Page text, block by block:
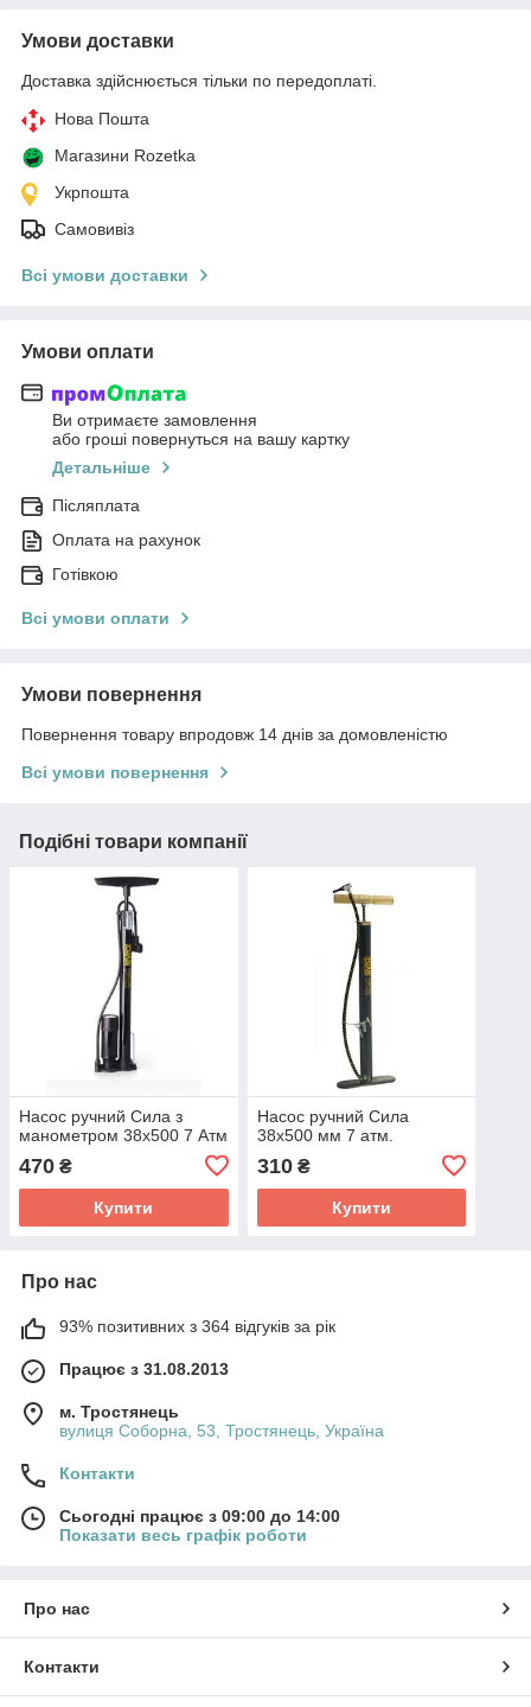
Умови доставки
Доставка здійснюється тільки по передоплаті.
Нова Пошта
Магазини Rozetka
Укрпошта
Самовивіз
Всі умови доставки
Умови оплати
Ви отримаєте замовлення
або гроші повернуться на вашу картку
Детальніше
Післяплата
Оплата на рахунок
Готівкою
Всі умови оплати
Умови повернення
Повернення товару впродовж 14 днів за домовленістю
Всі умови повернення
Подібні товари компанії
Насос ручний Сила з
манометром 38х500 7 Атм
470 ₴
Купити
Насос ручний Сила
38х500 мм 7 атм.
310₴
Купити
Про нас
93% позитивних з 364 відгуків за рік
Працює з 31.08.2013
м. Тростянець
вулиця Соборна, 53, Тростянець, Україна
Контакти
Сьогодні працює з 09:00 до 14:00
Показати весь графік роботи
Про нас
Контакти